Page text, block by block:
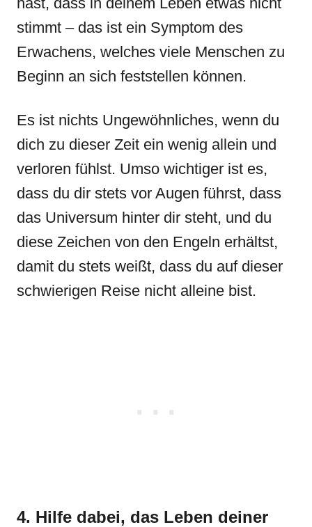
stimmt – das ist ein Symptom des
Erwachens, welches viele Menschen zu
Beginn an sich feststellen können.
Es ist nichts Ungewöhnliches, wenn du
dich zu dieser Zeit ein wenig allein und
verloren fühlst. Umso wichtiger ist es,
dass du dir stets vor Augen führst, dass
das Universum hinter dir steht, und du
diese Zeichen von den Engeln erhältst,
damit du stets weißt, dass du auf dieser
schwierigen Reise nicht alleine bist.
4. Hilfe dabei, das Leben deiner